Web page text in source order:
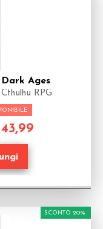
Ages
RPG
43,99
SCONTO 20%